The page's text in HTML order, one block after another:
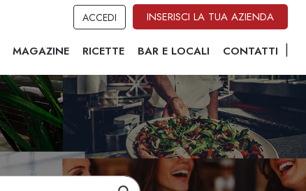
ACCEDI INSERISCI LA TUA AZIENDA
MAGAZINE RICETTE BAR E LOCALI CONTATTI